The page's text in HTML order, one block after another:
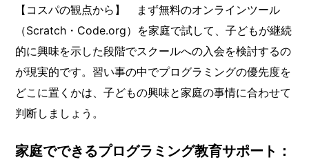
【コスパの観点から】 まず無料のオンラインツール
（Scratch・Code.org）を家庭で試して、子どもが継続
的に興味を示した段階でスクールへの入会を検討するの
が現実的です。習い事の中でプログラミングの優先度を
どこに置くかは、子どもの興味と家庭の事情に合わせて
判断しましょう。
家庭でできるプログラミング教育サポート：